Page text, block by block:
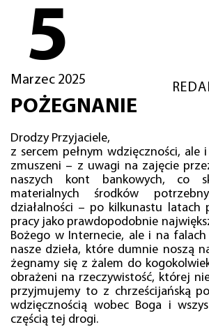
5
Marzec 2025
POŻEGNANIE
Drodzy Przyjaciele,
z sercem pełnym wdzięczności, ale
zmuszeni – z uwagi na zajęcie
naszych kont bankowych, co
materialnych środków
działalności – po kilkunastu latach
pracy jako prawdopodobnie
Bożego w Internecie, ale i na
nasze dzieła, które dumnie noszą
żegnamy się z żalem do
obrażeni na rzeczywistość, której
przyjmujemy to z chrześcijańską
wdzięcznością wobec Boga i
częścią tej drogi.